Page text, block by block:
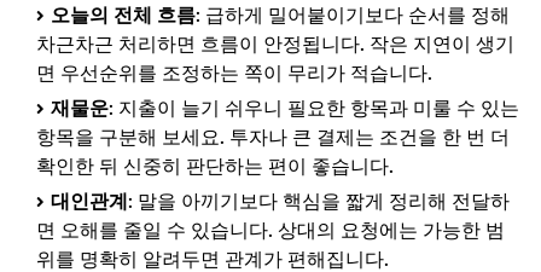
오늘의 전체 흐름: 급하게 밀어붙이기보다 순서를 정해
차근차근 처리하면 흐름이 안정됩니다. 작은 지연이 생기
면 우선순위를 조정하는 쪽이 무리가 적습니다.
재물운: 지출이 늘기 쉬우니 필요한 항목과 미룰 수 있는
항목을 구분해 보세요. 투자나 큰 결제는 조건을 한 번 더
확인한 뒤 신중히 판단하는 편이 좋습니다.
대인관계: 말을 아끼기보다 핵심을 짧게 정리해 전달하
면 오해를 줄일 수 있습니다. 상대의 요청에는 가능한 범
위를 명확히 알려두면 관계가 편해집니다.